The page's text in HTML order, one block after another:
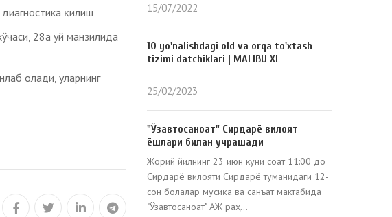
қилиш
28а уй манзилида
олади, уларнинг
15/07/2022
10 yo'nalishdagi old va orqa to'xtash
tizimi datchiklari | MALIBU XL
25/02/2023
"Ўзавтосаноат" Сирдарё вилоят
ёшлари билан учрашади
Жорий йилнинг 23 июн куни соат 11:00 до
Сирдарё вилояти Сирдарё туманидаги 12-
сон болалар мусиқа ва санъат мактабида
"Ўзавтосаноат" АЖ раҳ...